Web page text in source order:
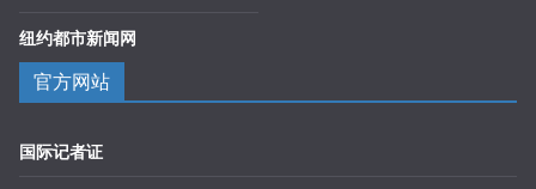
纽约都市新闻网
官方网站
国际记者证